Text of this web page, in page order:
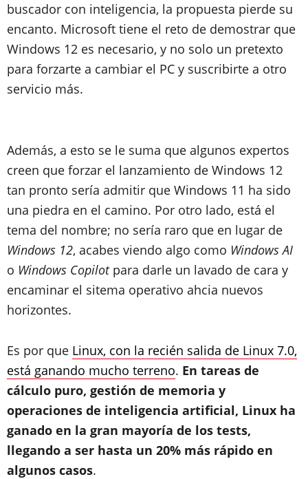
buscador con inteligencia, la propuesta pierde su
encanto. Microsoft tiene el reto de demostrar que
Windows 12 es necesario, y no solo un pretexto
para forzarte a cambiar el PC y suscribirte a otro
servicio más.
Además, a esto se le suma que algunos expertos
creen que forzar el lanzamiento de Windows 12
tan pronto sería admitir que Windows 11 ha sido
una piedra en el camino. Por otro lado, está el
tema del nombre; no sería raro que en lugar de
Windows 12, acabes viendo algo como Windows AI
o Windows Copilot para darle un lavado de cara y
encaminar el sitema operativo ahcia nuevos
horizontes.
Es por que Linux, con la recién salida de Linux 7.0,
está ganando mucho terreno. En tareas de
cálculo puro, gestión de memoria y
operaciones de inteligencia artificial, Linux ha
ganado en la gran mayoría de los tests,
llegando a ser hasta un 20% más rápido en
algunos casos.